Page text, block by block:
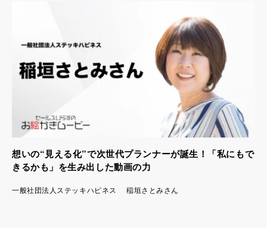
想いの“見える化”で次世代プランナーが誕生！「私にもで
きるかも」を生み出した動画の力
一般社団法人ステッキハピネス 稲垣さとみさん